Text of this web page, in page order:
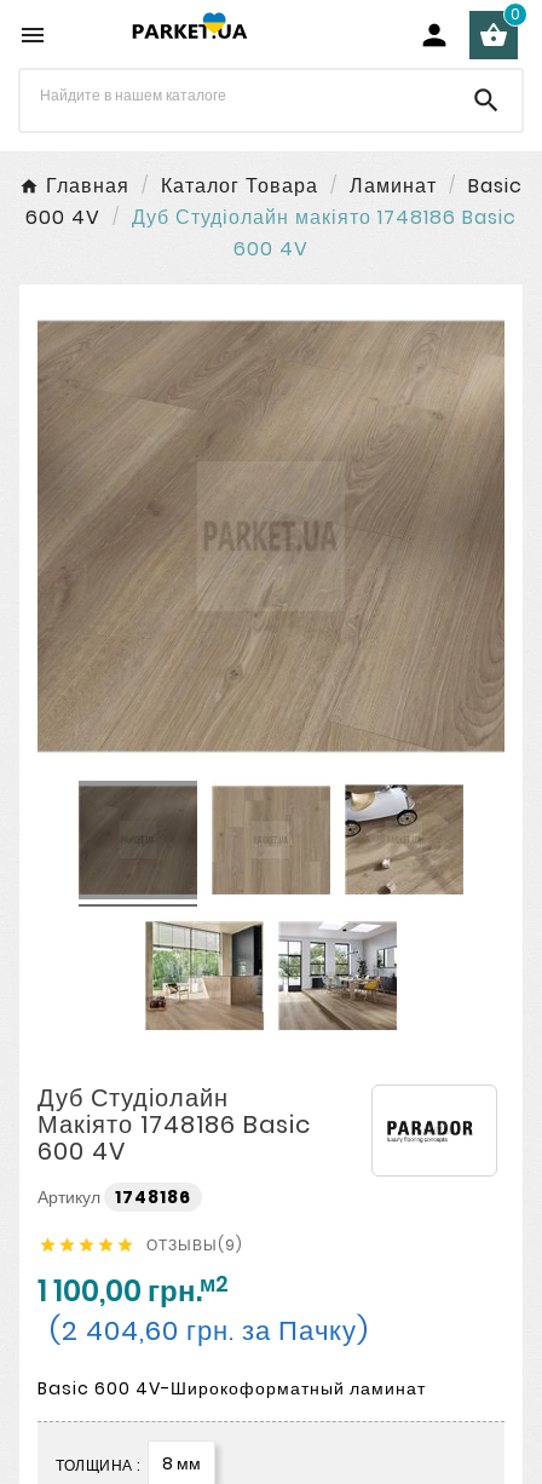
  
0

Главная Каталог Товара Ламинат
Basic
600 4V
Дуб Студіолайн макіято 1748186 Basic
600 4V
Дуб Студіолайн
Макіято 1748186 Basic
600 4V
Артикул 1748186
     ОТЗЫВЫ(9)
1 100,00 грн.м2
(2 404,60 грн. за Пачку)
Basic 600 4V-Широкоформатный ламинат
ТОЛЩИНА : 8 мм